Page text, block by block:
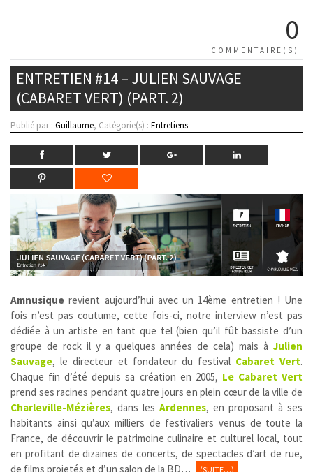
0
COMMENTAIRE(S)
ENTRETIEN #14 – JULIEN SAUVAGE
(CABARET VERT) (PART. 2)
Publié par : Guillaume, Catégorie(s) : Entretiens
Amnusique revient aujourd’hui avec un 14ème entretien ! Une
fois n’est pas coutume, cette fois-ci, notre interview n’est pas
dédiée à un artiste en tant que tel (bien qu’il fût bassiste d’un
groupe de rock il y a quelques années de cela) mais à Julien
Sauvage, le directeur et fondateur du festival Cabaret Vert.
Chaque fin d’été depuis sa création en 2005, Le Cabaret Vert
prend ses racines pendant quatre jours en plein cœur de la ville de
Charleville-Mézières, dans les Ardennes, en proposant à ses
habitants ainsi qu’aux milliers de festivaliers venus de toute la
France, de découvrir le patrimoine culinaire et culturel local, tout
en profitant de dizaines de concerts, de spectacles d’art de rue,
de films projetés et d’un salon de la BD…
(SUITE…)